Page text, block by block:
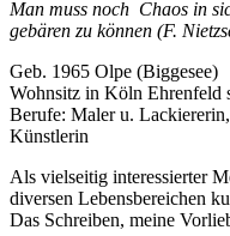
Man muss noch Chaos in
gebären zu können (F.
Geb. 1965 Olpe (Biggesee)
Wohnsitz in Köln Ehrenfeld
Berufe: Maler u.
Künstlerin
Als vielseitig interessierter
diversen Lebensbereichen
Das Schreiben, meine